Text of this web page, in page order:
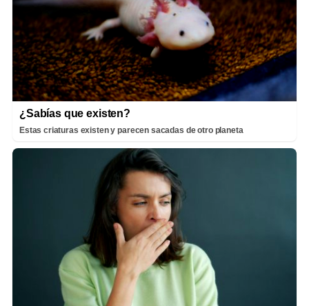
¿Sabías que existen?
Estas criaturas existen y parecen sacadas de otro planeta